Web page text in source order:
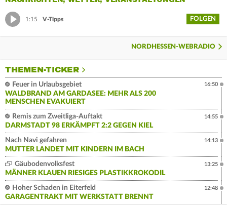
1:15 V-Tipps FOLGEN
NORDHESSEN-WEBRADIO
THEMEN-TICKER
Feuer in Urlaubsgebiet
WALDBRAND AM GARDASEE: MEHR ALS 200
MENSCHEN EVAKUIERT
16:50
Remis zum Zweitliga-Auftakt
DARMSTADT 98 ERKÄMPFT 2:2 GEGEN KIEL
14:55
Nach Navi gefahren
MUTTER LANDET MIT KINDERN IM BACH
14:13
Gäubodenvolksfest
MÄNNER KLAUEN RIESIGES PLASTIKKROKODIL
13:25
Hoher Schaden in Eiterfeld
GARAGENTRAKT MIT WERKSTATT BRENNT
12:48